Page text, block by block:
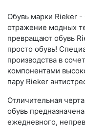
Обувь марки Rieker -
отражение модных
превращают обувь
просто обувь!
производства в
компонентами
пару Rieker
Отличительная
обувь
ежедневного,